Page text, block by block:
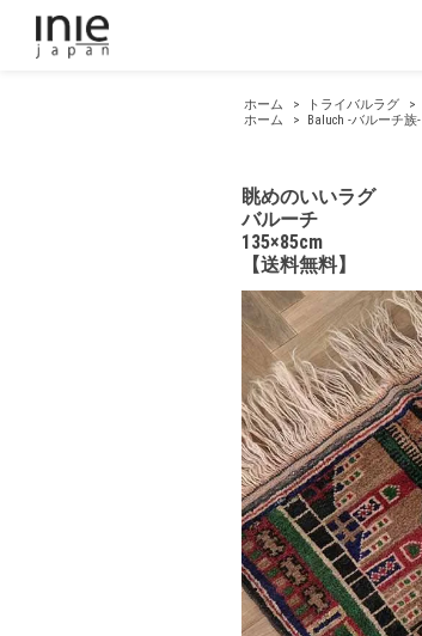
ホーム > トライバルラグ
>
ホーム
> Baluch -バルーチ族-
眺めのいいラグ
バルーチ
135×85cm
【送料無料】